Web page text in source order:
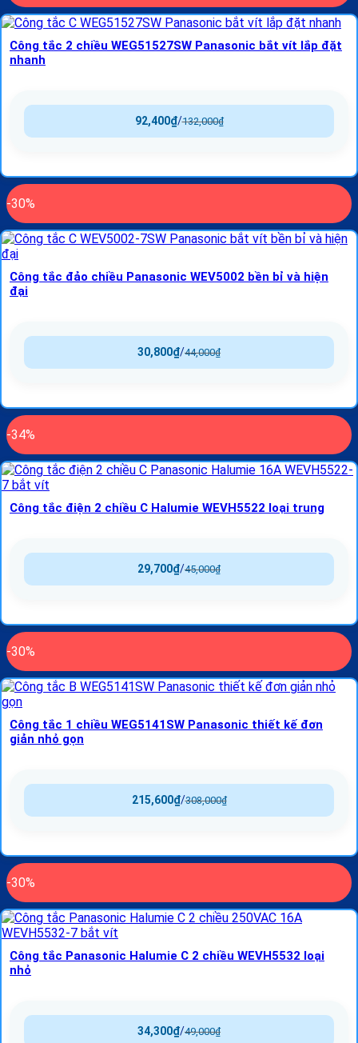
Công tắc 2 chiều WEG51527SW Panasonic bắt vít lắp đặt
nhanh
132,000₫
/
92,400₫
-30%
Công tắc đảo chiều Panasonic WEV5002 bền bỉ và hiện
đại
44,000₫
/
30,800₫
-34%
Công tắc điện 2 chiều C Halumie WEVH5522 loại trung
45,000₫
/
29,700₫
-30%
Công tắc 1 chiều WEG5141SW Panasonic thiết kế đơn
giản nhỏ gọn
308,000₫
/
215,600₫
-30%
Công tắc Panasonic Halumie C 2 chiều WEVH5532 loại
nhỏ
49,000₫
/
34,300₫